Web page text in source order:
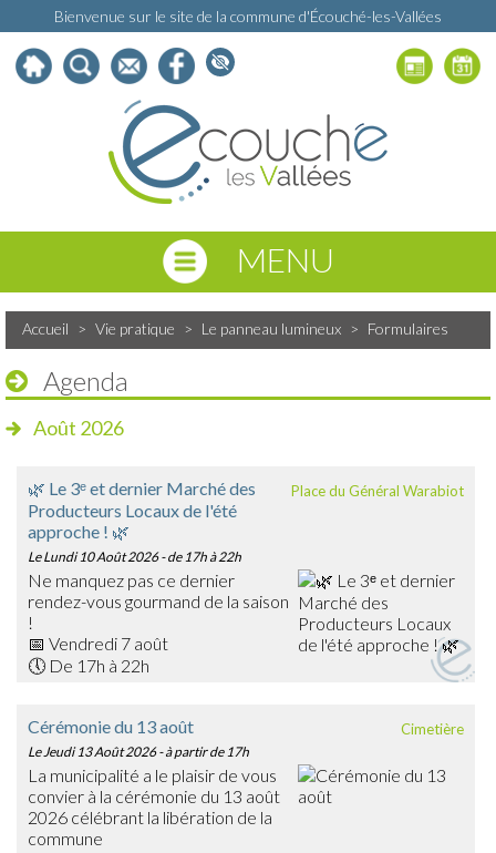
Bienvenue sur le site de la commune d'Écouché-les-Vallées
MENU
Accueil > Vie pratique > Le panneau lumineux > Formulaires
Agenda
Août 2026
Place du Général Warabiot
🌿 Le 3ᵉ et dernier Marché des
Producteurs Locaux de l'été
approche ! 🌿
Le Lundi 10 Août 2026- de 17h à 22h
Ne manquez pas ce dernier
rendez-vous gourmand de la saison
!
📅 Vendredi 7 août
🕔 De 17h à 22h
savoir-faire et faire le plein de produits frais, artisanaux et
de saison : confitures, boissons, œufs, légumes,
gourmandises… et bien d'autres trésors du terroir !
🎶 La soirée sera également animée en musique par
Emmanuel Toutain, pour une ambiance festive et
chaleureuse.
Cimetière
Cérémonie du 13 août
Le Jeudi 13 Août 2026- à partir de 17h
La municipalité a le plaisir de vous
convier à la cérémonie du 13 août
2026 célébrant la libération de la
commune